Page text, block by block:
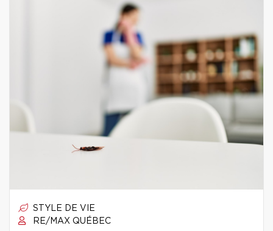
STYLE DE VIE
RE/MAX QUÉBEC